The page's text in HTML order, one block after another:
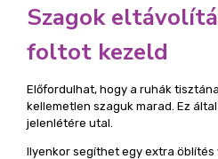
Szagok
foltot kezeld
Előfordulhat, hogy a ruhák
kellemetlen szaguk marad. Ez
jelenlétére utal.
Ilyenkor segíthet egy extra öblítés